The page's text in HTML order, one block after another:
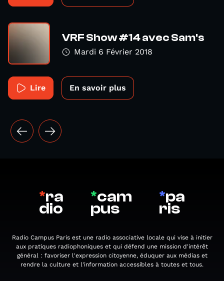
VRF Show #14 avec Sam's
Mardi 6 Février 2018
Lire En savoir plus
*ra
dio
*cam
pus
*pa
ris
Radio Campus Paris est une radio associative locale qui vise à initier
aux pratiques radiophoniques et qui défend une mission d'intérêt
général : favoriser l'expression citoyenne, éduquer aux médias et
rendre la culture et l'information accessibles à toutes et tous.